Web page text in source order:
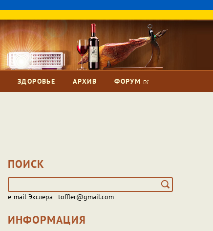
ЗДОРОВЬЕ АРХИВ ФОРУМ
ПОИСК
e-mail Экслера - toffler@gmail.com
ИНФОРМАЦИЯ